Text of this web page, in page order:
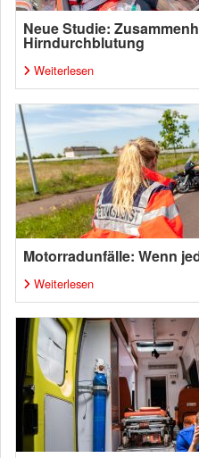
Neue Studie:
Hirndurchblutung
Weiterlesen
Motorradunfälle: Wenn
Weiterlesen